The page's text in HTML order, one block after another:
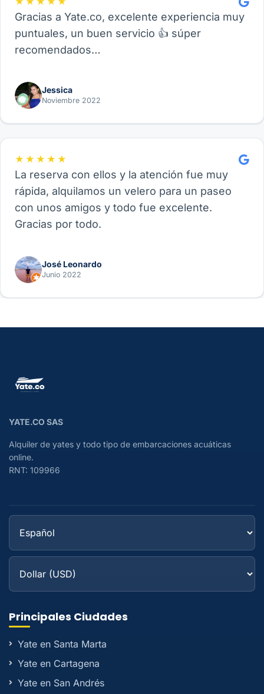
Gracias a Yate.co, excelente experiencia muy
puntuales, un buen servicio 👍 súper
recomendados…
Jessica
Noviembre 2022
★★★★★
La reserva con ellos y la atención fue muy
rápida, alquilamos un velero para un paseo
con unos amigos y todo fue excelente.
Gracias por todo.
José Leonardo
Junio 2022
YATE.CO SAS
Alquiler de yates y todo tipo de embarcaciones acuáticas
online.
RNT: 109966
Principales Ciudades
Yate en Santa Marta
Yate en Cartagena
Yate en San Andrés